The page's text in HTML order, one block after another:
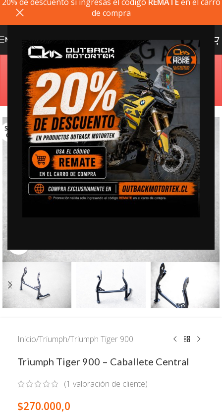
de compra
MENU
Estimado cliente, si el producto que busca no está
disponible, puede comprarlo directamente en
outbackmotortek.com
SOLD
OUT
Inicio/Triumph/Triumph Tiger 900
Triumph Tiger 900 – Caballete Central
(1 valoración de cliente)
$270.000,0